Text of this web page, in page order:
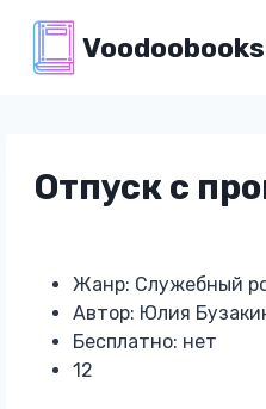
содержимому
Отпуск с
Жанр: Служебный
Автор: Юлия
Бесплатно: нет
12